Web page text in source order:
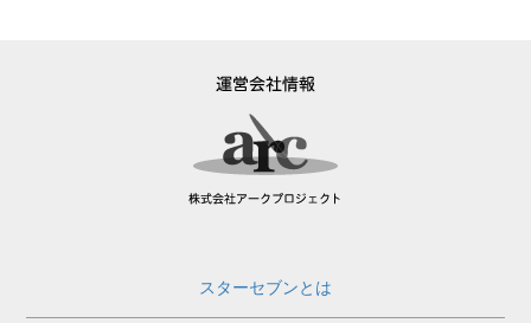
スターセブンとは